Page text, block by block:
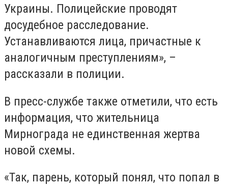
Украины. Полицейские проводят
досудебное расследование.
Устанавливаются лица, причастные к
аналогичным преступлениям», –
рассказали в полиции.
В пресс-службе также отметили, что есть
информация, что жительница
Мирнограда не единственная жертва
новой схемы.
«Так, парень, который понял, что попал в